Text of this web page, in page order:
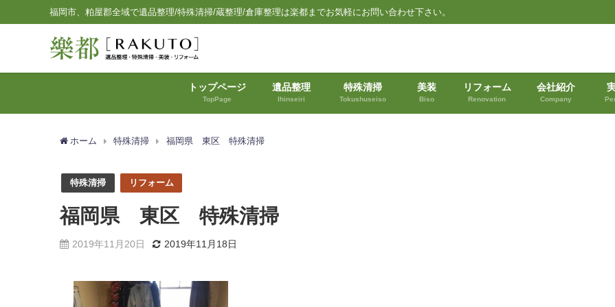
福岡市、粕屋郡全域で遺品整理/特殊清掃/蔵整理/倉庫整理は楽都までお気軽にお問い合わせ下さい。
トップページ
TopPage
遺品整理
Ihinseiri
特殊清掃
Tokushuseiso
美装
Biso
リフォーム
Renovation
会社紹介
Company
ホーム 特殊清掃 福岡県 東区 特殊清掃
特殊清掃 リフォーム
福岡県 東区 特殊清掃
2019年11月20日 2019年11月18日